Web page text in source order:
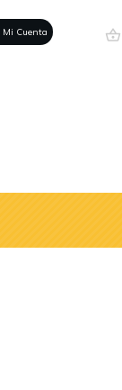
Mi Cuenta